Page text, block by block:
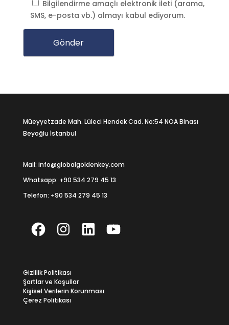
Bilgilendirme amaçlı elektronik ileti (arama,
SMS, e-posta vb.) almayı kabul ediyorum.
Müeyyetzade Mah. Lüleci Hendek Cad. No:54 NOA Binası
Beyoğlu İstanbul
Mail: info@globalgoldenkey.com
Whatsapp: +90 534 279 45 13
Telefon: +90 534 279 45 13
FacebookInstagramLinkedIn YouTube
Gizlilik Politikası
Şartlar ve Koşullar
Kişisel Verilerin Korunması
Çerez Politikası